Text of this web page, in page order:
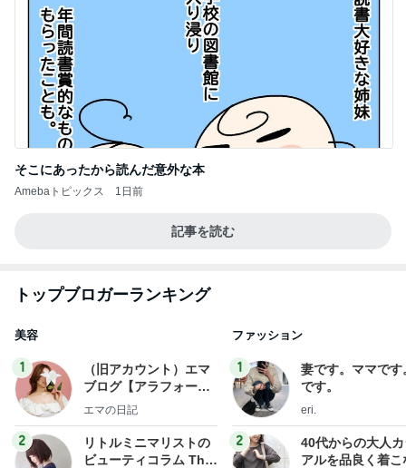
そこにあったから読んだ意外な本
Amebaトピックス 1日前
記事を読む
トップブロガーランキング
美容
1
（旧アカウント）エマ
ブログ【アラフォー会
社売却セカンドライ
エマの日記
2
リトルミニマリストの
ビューティコラム The
ファッション
1
妻です。ママです
です。
eri.
2
40代からの大人
アルを品良く着こ